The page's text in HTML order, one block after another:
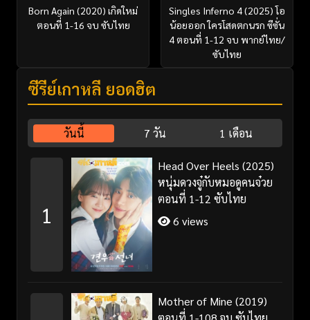
Born Again (2020) เกิดใหม่
ตอนที่ 1-16 จบ ซับไทย
Singles Inferno 4 (2025) โอ
น้อยออก ใครโสดตกนรก ซีซั่น
4 ตอนที่ 1-12 จบ พากย์ไทย/
ซับไทย
ซีรี่ย์เกาหลี ยอดฮิต
วันนี้ 7 วัน 1 เดือน
1
Head Over Heels (2025)
หนุ่มดวงจู๋กับหมอดูคนจ๋วย
ตอนที่ 1-12 ซับไทย
6 views
Mother of Mine (2019)